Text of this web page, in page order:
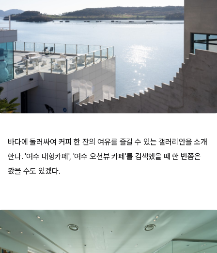
바다에 둘러싸여 커피 한 잔의 여유를 즐길 수 있는 갤러리안을 소개
한다. '여수 대형카페', '여수 오션뷰 카페'를 검색했을 때 한 번쯤은
봤을 수도 있겠다.